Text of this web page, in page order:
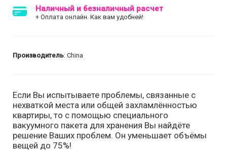
Наличный и безналичный расчет
+ Оплата онлайн. Как вам удобней!
Производитель: China
Если Вы испытываете проблемы, связанные с
нехваткой места или общей захламлённостью
квартиры, то с помощью специального
вакуумного пакета для хранения Вы найдёте
решение Ваших проблем. Он уменьшает объёмы
вещей до 75%!